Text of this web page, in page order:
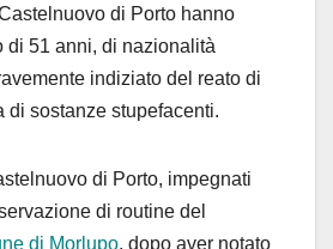
di Porto hanno
di 51 anni, di nazionalità
indiziato del reato di
di sostanze stupefacenti.
di Porto, impegnati
di routine del
di Morlupo, dopo aver notato